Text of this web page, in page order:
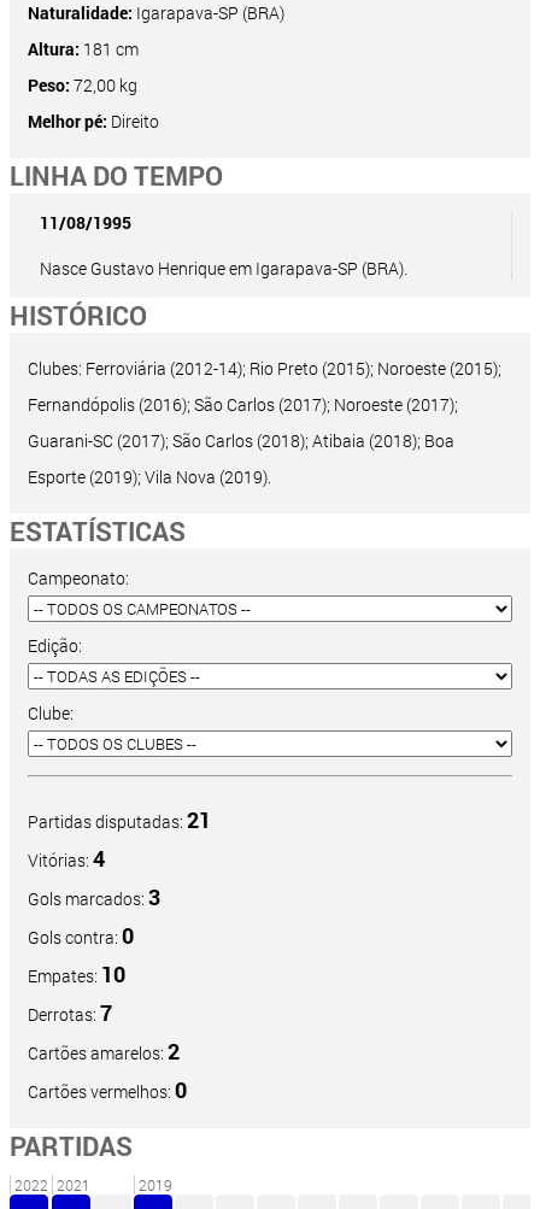
Naturalidade: Igarapava-SP (BRA)
Altura: 181 cm
Peso: 72,00 kg
Melhor pé: Direito
LINHA DO TEMPO
11/08/1995
Nasce Gustavo Henrique em Igarapava-SP (BRA).
HISTÓRICO
Clubes: Ferroviária (2012-14); Rio Preto (2015); Noroeste (2015);
Fernandópolis (2016); São Carlos (2017); Noroeste (2017);
Guarani-SC (2017); São Carlos (2018); Atibaia (2018); Boa
Esporte (2019); Vila Nova (2019).
ESTATÍSTICAS
Campeonato:
Edição:
Clube:
Partidas disputadas: 21
Vitórias: 4
Gols marcados: 3
Gols contra: 0
Empates: 10
Derrotas: 7
Cartões amarelos: 2
Cartões vermelhos: 0
PARTIDAS
2022 2021 2019